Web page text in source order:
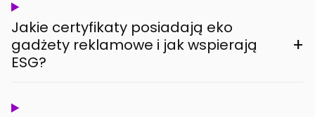
Jakie certyfikaty posiadają eko
gadżety reklamowe i jak wspierają
ESG?
+